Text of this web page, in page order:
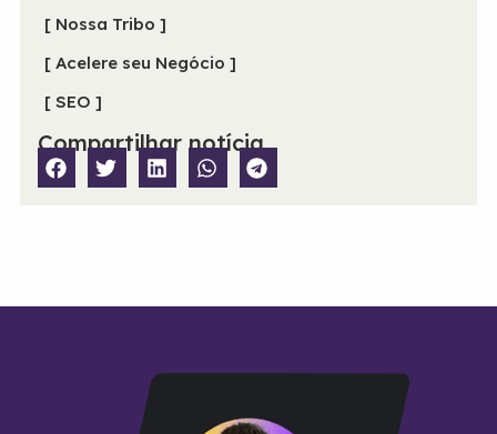
[ Nossa Tribo ]
[ Acelere seu Negócio ]
[ SEO ]
Compartilhar notícia